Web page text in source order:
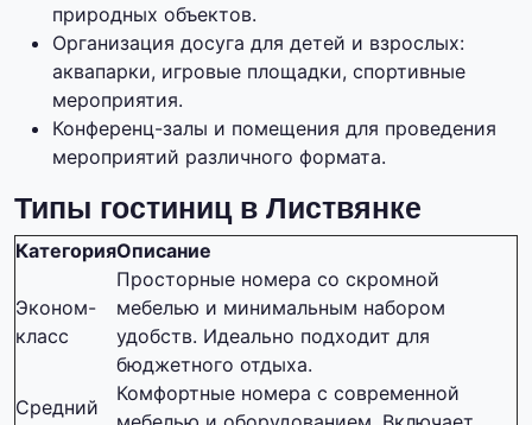
природных объектов.
Организация досуга для детей и взрослых:
аквапарки, игровые площадки, спортивные
мероприятия.
Конференц-залы и помещения для проведения
мероприятий различного формата.
Типы гостиниц в Листвянке
КатегорияОписание
Эконом-
класс
Просторные номера со скромной
мебелью и минимальным набором
удобств. Идеально подходит для
бюджетного отдыха.
Средний
Комфортные номера с современной